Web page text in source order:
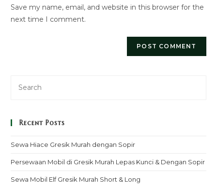
(optional)
Save my name, email, and website in this browser for the
next time I comment.
Recent Posts
Sewa Hiace Gresik Murah dengan Sopir
Persewaan Mobil di Gresik Murah Lepas Kunci & Dengan Sopir
Sewa Mobil Elf Gresik Murah Short & Long